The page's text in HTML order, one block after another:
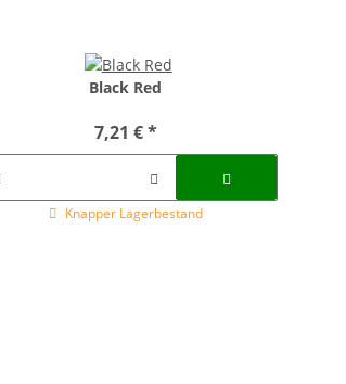
Black Red
7,21 €*
Knapper Lagerbestand